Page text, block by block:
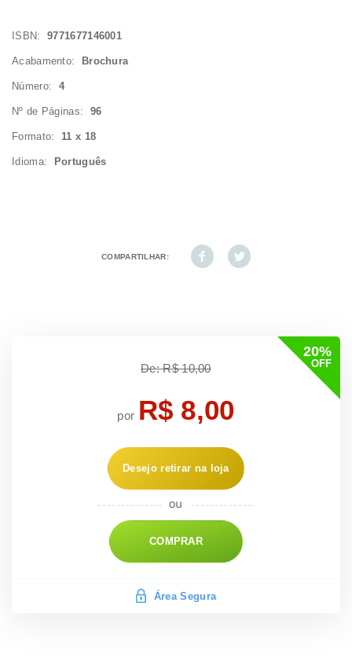
ISBN:9771677146001
Acabamento: Brochura
Número: 4
Nº de Páginas: 96
Formato: 11 x 18
Idioma: Português
COMPARTILHAR:
20%
OFF
De: R$ 10,00
por R$ 8,00
Desejo retirar na loja
COMPRAR
Área Segura